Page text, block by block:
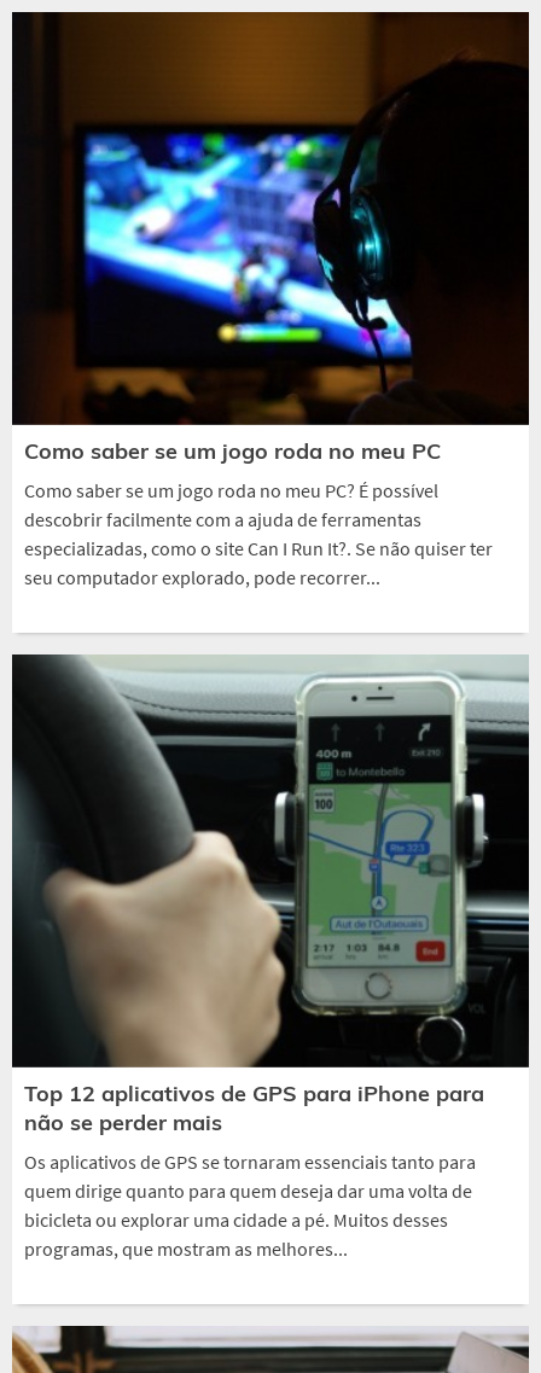
Como saber se um jogo roda no meu PC
Como saber se um jogo roda no meu PC? É possível
descobrir facilmente com a ajuda de ferramentas
especializadas, como o site Can I Run It?. Se não quiser ter
seu computador explorado, pode recorrer...
Top 12 aplicativos de GPS para iPhone para
não se perder mais
Os aplicativos de GPS se tornaram essenciais tanto para
quem dirige quanto para quem deseja dar uma volta de
bicicleta ou explorar uma cidade a pé. Muitos desses
programas, que mostram as melhores...